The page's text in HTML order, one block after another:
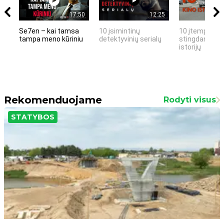
17:50
Se7en – kai tamsa
tampa meno kūriniu
12:25
10 įsimintinų
detektyvinių serialų
10 įtemptų,
stingdančių
istorijų
Rekomenduojame Rodyti visus
STATYBOS